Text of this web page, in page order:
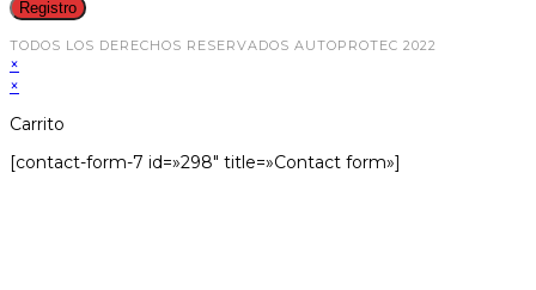
TODOS LOS DERECHOS RESERVADOS AUTOPROTEC 2022
×
×
Carrito
[contact-form-7 id=»298″ title=»Contact form»]